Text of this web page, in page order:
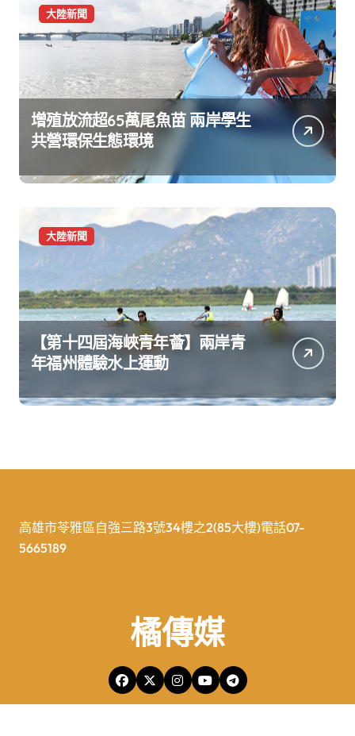
大陸新聞
增殖放流超65萬尾魚苗 兩岸學生
共營環保生態環境
大陸新聞
【第十四屆海峽青年薈】兩岸青
年福州體驗水上運動
高雄市苓雅區自強三路3號34樓之2(85大樓)電話07-
5665189
橘傳媒